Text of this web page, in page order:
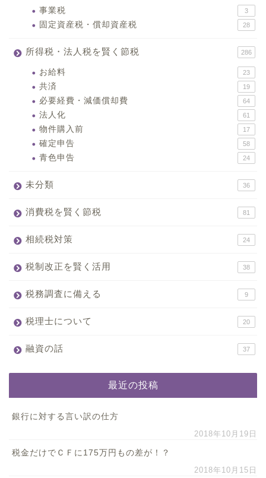
事業税 3
固定資産税・償却資産税 28
所得税・法人税を賢く節税 286
お給料 23
共済 19
必要経費・減価償却費 64
法人化 61
物件購入前 17
確定申告 58
青色申告 24
未分類 36
消費税を賢く節税 81
相続税対策 24
税制改正を賢く活用 38
税務調査に備える 9
税理士について 20
融資の話 37
最近の投稿
銀行に対する言い訳の仕方
2018年10月19日
税金だけでＣＦに175万円もの差が！？
2018年10月15日